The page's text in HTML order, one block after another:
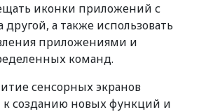
иконки приложений с
другой, а также использовать
приложениями и
команд.
сенсорных экранов
созданию новых функций и